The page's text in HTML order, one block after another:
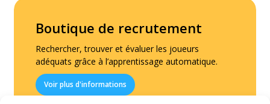
Boutique de recrutement
Rechercher, trouver et évaluer les joueurs
adéquats grâce à l’apprentissage automatique.
Voir plus d'informations